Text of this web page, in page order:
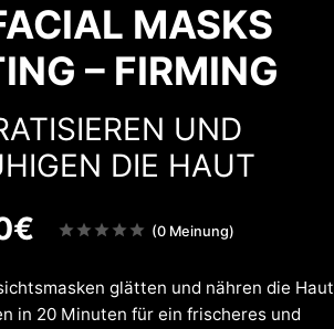
MASKS
– FIRMING
UND
DIE HAUT
€
Note
(0 Meinung)
glätten und nähren die Haut
in 20 Minuten für ein frischeres und